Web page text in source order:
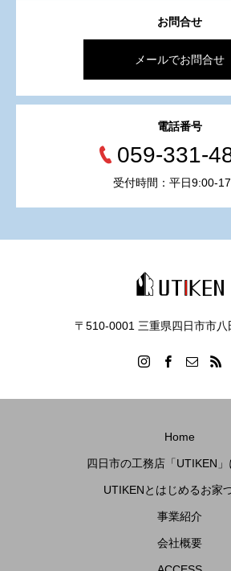
お問合せ
メールでお問合せ
電話番号
059-331-
受付時間：平日9:00-
〒510-0001 三重県四日市市八
Home
四日市の工務店「UTIKEN」
UTIKENとはじめるお家
事業紹介
会社概要